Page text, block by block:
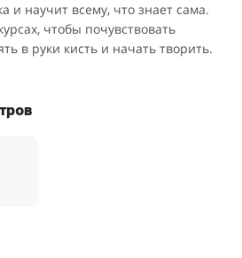
и научит всему, что знает сама.
чтобы почувствовать
в руки кисть и начать творить.